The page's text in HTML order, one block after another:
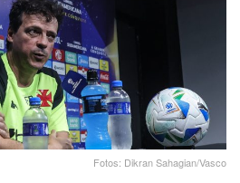
Fotos: Dikran Sahagian/Vasco